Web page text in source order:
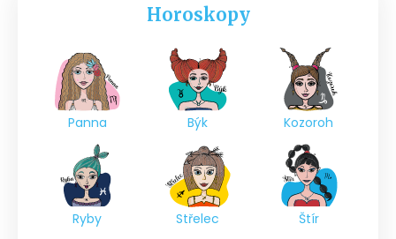
Horoskopy
Panna Býk Kozoroh
Ryby Střelec Štír